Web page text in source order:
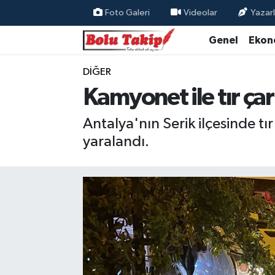
Foto Galeri Videolar
Genel
DIĞER
Kamyonet ile tır
Antalya'nın Serik ilçesinde
yaralandı.